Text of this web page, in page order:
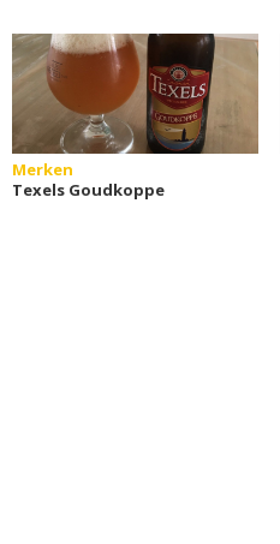
Merken
Texels Goudkoppe